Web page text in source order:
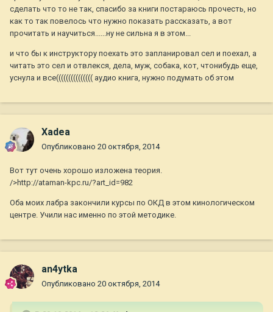
сделать что то не так, спасибо за книги постараюсь прочесть, но
как то так повелось что нужно показать рассказать, а вот
прочитать и научиться......ну не сильна я в этом...
и что бы к инструктору поехать это запланировал сел и поехал, а
читать это сел и отвлекся, дела, муж, собака, кот, чтонибудь еще,
уснула и все((((((((((((((( аудио книга, нужно подумать об этом
Xadea
Опубликовано 20 октября, 2014
Вот тут очень хорошо изложена теория.
/>http://ataman-kpc.ru/?art_id=982
Оба моих лабра закончили курсы по ОКД в этом кинологическом
центре. Учили нас именно по этой методике.
an4ytka
Опубликовано 20 октября, 2014